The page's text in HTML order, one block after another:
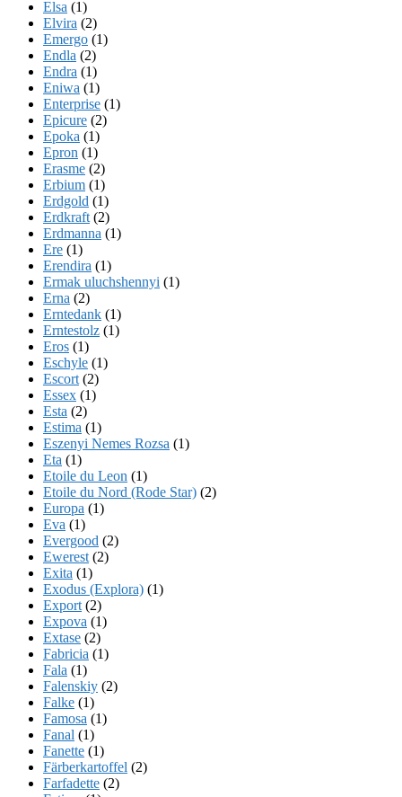
Elsa (1)
Elvira (2)
Emergo (1)
Endla (2)
Endra (1)
Eniwa (1)
Enterprise (1)
Epicure (2)
Epoka (1)
Epron (1)
Erasme (2)
Erbium (1)
Erdgold (1)
Erdkraft (2)
Erdmanna (1)
Ere (1)
Erendira (1)
Ermak uluchshennyi (1)
Erna (2)
Erntedank (1)
Erntestolz (1)
Eros (1)
Eschyle (1)
Escort (2)
Essex (1)
Esta (2)
Estima (1)
Eszenyi Nemes Rozsa (1)
Eta (1)
Etoile du Leon (1)
Etoile du Nord (Rode Star) (2)
Europa (1)
Eva (1)
Evergood (2)
Ewerest (2)
Exita (1)
Exodus (Explora) (1)
Export (2)
Expova (1)
Extase (2)
Fabricia (1)
Fala (1)
Falenskiy (2)
Falke (1)
Famosa (1)
Fanal (1)
Fanette (1)
Färberkartoffel (2)
Farfadette (2)